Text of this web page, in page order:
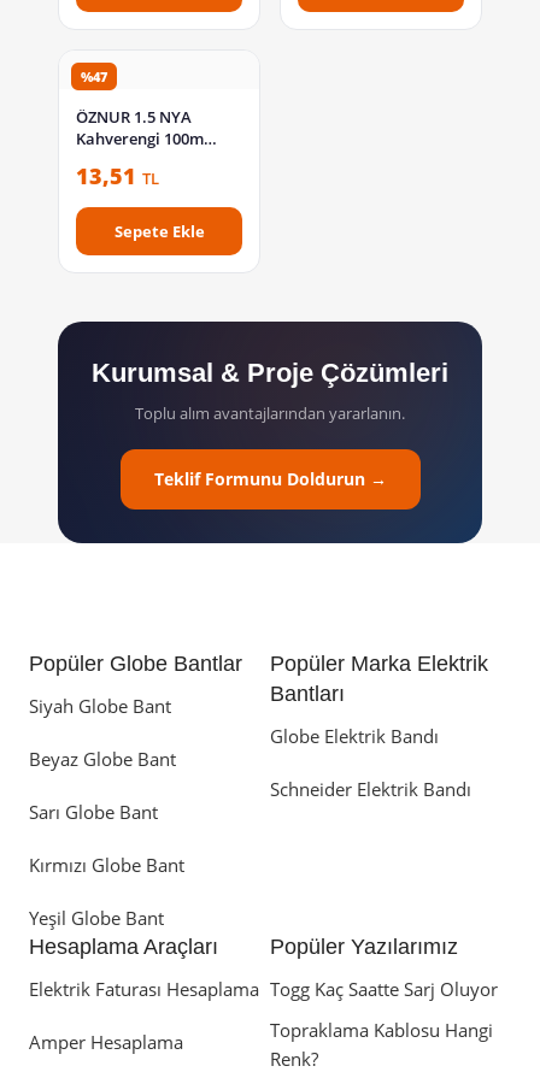
%47
ÖZNUR 1.5 NYA
Kahverengi 100m
13,51 TL
Sepete Ekle
Kurumsal & Proje Çözümleri
Toplu alım avantajlarından yararlanın.
Teklif Formunu Doldurun →
Popüler Globe Bantlar
Siyah Globe Bant
Beyaz Globe Bant
Sarı Globe Bant
Kırmızı Globe Bant
Yeşil Globe Bant
Popüler Marka Elektrik
Bantları
Globe Elektrik Bandı
Schneider Elektrik Bandı
Hesaplama Araçları
Elektrik Faturası Hesaplama
Amper Hesaplama
Popüler Yazılarımız
Togg Kaç Saatte Sarj Oluyor
Topraklama Kablosu Hangi
Renk?